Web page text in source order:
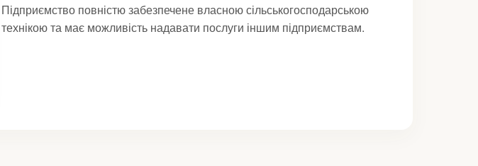
Підприємство повністю забезпечене власною сільськогосподарською
технікою та має можливість надавати послуги іншим підприємствам.